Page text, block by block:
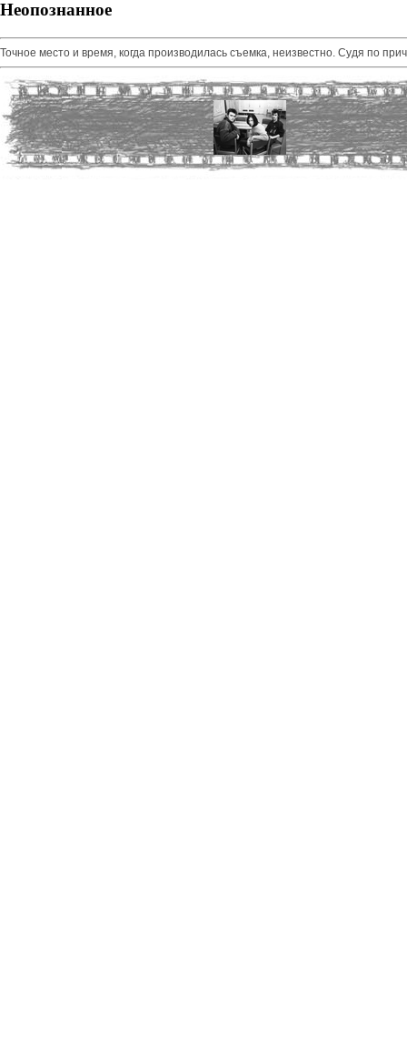
Неопознанное
Точное место и время, когда производилась съемка, неизвестно. Судя по